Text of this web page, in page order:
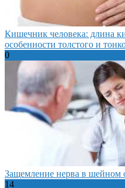
Кишечник человека: длина
особенности толстого и
0
Защемление нерва в шейном
14